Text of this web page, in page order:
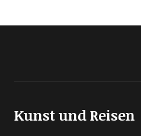
Kunst und Reisen